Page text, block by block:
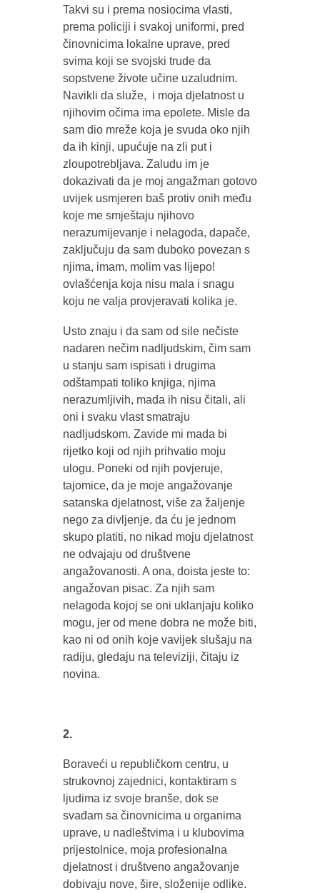
Takvi su i prema nosiocima vlasti,
prema policiji i svakoj uniformi, pred
činovnicima lokalne uprave, pred
svima koji se svojski trude da
sopstvene živote učine uzaludnim.
Navikli da služe, i moja djelatnost u
njihovim očima ima epolete. Misle da
sam dio mreže koja je svuda oko njih
da ih kinji, upućuje na zli put i
zloupotrebljava. Zaludu im je
dokazivati da je moj angažman gotovo
uvijek usmjeren baš protiv onih među
koje me smještaju njihovo
nerazumijevanje i nelagoda, dapače,
zaključuju da sam duboko povezan s
njima, imam, molim vas lijepo!
ovlašćenja koja nisu mala i snagu
koju ne valja provjeravati kolika je.
Usto znaju i da sam od sile nečiste
nadaren nečim nadljudskim, čim sam
u stanju sam ispisati i drugima
odštampati toliko knjiga, njima
nerazumljivih, mada ih nisu čitali, ali
oni i svaku vlast smatraju
nadljudskom. Zavide mi mada bi
rijetko koji od njih prihvatio moju
ulogu. Poneki od njih povjeruje,
tajomice, da je moje angažovanje
satanska djelatnost, više za žaljenje
nego za divljenje, da ću je jednom
skupo platiti, no nikad moju djelatnost
ne odvajaju od društvene
angažovanosti. A ona, doista jeste to:
angažovan pisac. Za njih sam
nelagoda kojoj se oni uklanjaju koliko
mogu, jer od mene dobra ne može biti,
kao ni od onih koje vavijek slušaju na
radiju, gledaju na televiziji, čitaju iz
novina.
2.
Boraveći u republičkom centru, u
strukovnoj zajednici, kontaktiram s
ljudima iz svoje branše, dok se
svađam sa činovnicima u organima
uprave, u nadleštvima i u klubovima
prijestolnice, moja profesionalna
djelatnost i društveno angažovanje
dobivaju nove, šire, složenije odlike.